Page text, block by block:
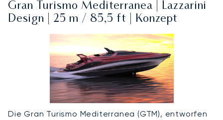
Gran Turismo Mediterranea | Lazzarini
Design | 25 m / 85,5 ft | Konzept
Die Gran Turismo Mediterranea (GTM), entworfen